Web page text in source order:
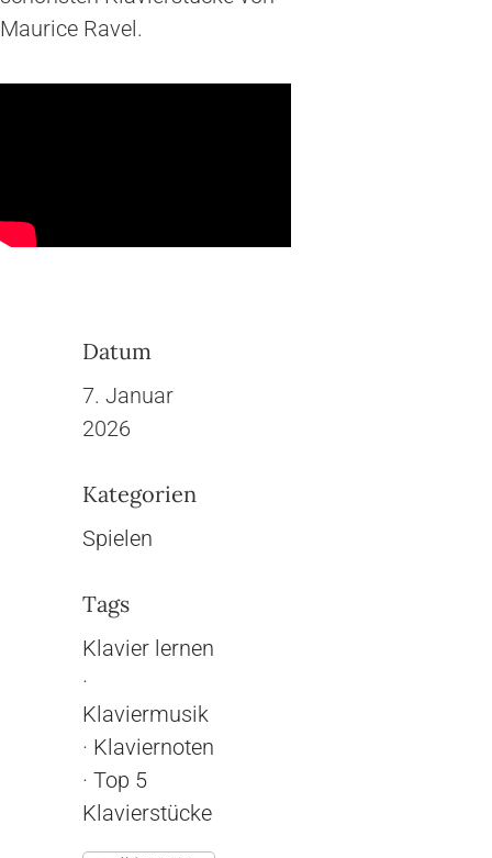
Maurice Ravel.
Datum
7. Januar
2026
Kategorien
Spielen
Tags
Klavier lernen
·
Klaviermusik
· Klaviernoten
· Top 5
Klavierstücke